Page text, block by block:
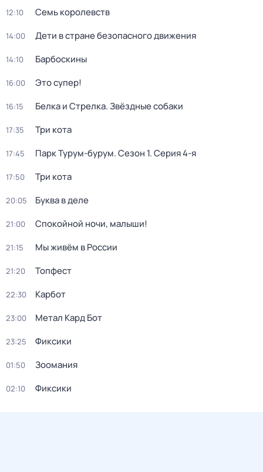
12:10 Семь королевств
14:00 Дети в стране безопасного движения
14:10 Барбоскины
16:00 Это супер!
16:15 Белка и Стрелка. Звёздные собаки
17:35 Три кота
17:45 Парк Турум-бурум. Сезон 1. Серия 4-я
17:50 Три кота
20:05 Буква в деле
21:00 Спокойной ночи, малыши!
21:15 Мы живём в России
21:20 Топфест
22:30 Карбот
23:00 Метал Кард Бот
23:25 Фиксики
01:50 Зоомания
02:10 Фиксики